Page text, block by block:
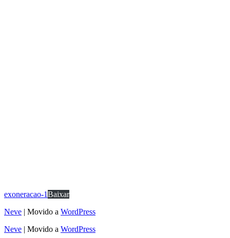
exoneracao-1Baixar
Neve | Movido a WordPress
Neve | Movido a WordPress